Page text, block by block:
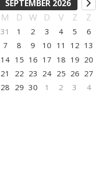
SEPTEMBER 2026
M D W D V Z Z
31 1 2 3 4 5
6
7
8 9 10 11 12 13
14 15 16 17 18 19 20
21
22 23 24 25 26 27
28 29 30 1 2 3 4